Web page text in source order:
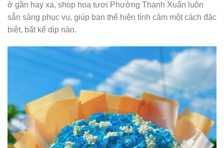
ở gần hay xa, shop hoa tươi Phường Thạnh Xuân luôn
sẵn sàng phục vụ, giúp bạn thể hiện tình cảm một cách đặc
biệt, bất kể dịp nào.